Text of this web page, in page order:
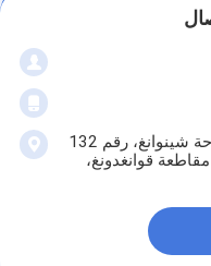
غرفة 1001، الطابق 10، المبنى 2، ساحة شينوانغ، رقم 132
قوانغدونغ،